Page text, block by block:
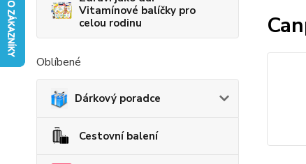
Vitamínové balíčky pro
celou rodinu
Oblíbené
Dárkový poradce
Cestovní balení